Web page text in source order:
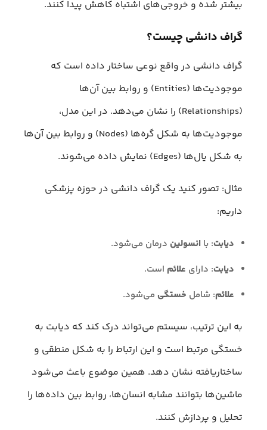
بیشتر شده و خروجی‌های اشتباه کاهش پیدا کنند.
گراف دانشی چیست؟
گراف دانشی در واقع نوعی ساختار داده است که
موجودیت‌ها (Entities) و روابط بین آن‌‎ها
(Relationships) را نشان می‌دهد. در این مدل،
موجودیت‌ها به شکل گره‌ها (Nodes) و روابط بین آن‌ها
به شکل یال‌ها (Edges) نمایش داده می‌شوند.
مثال: تصور کنید یک گراف دانشی در حوزه پزشکی
داریم:
دیابت: با انسولین درمان می‌شود.
دیابت: دارای علائم است.
علائم: شامل خستگی می‌شود.
به این ترتیب، سیستم می‌تواند درک کند که دیابت به
خستگی مرتبط است و این ارتباط را به شکل منطقی و
ساختاریافته نشان دهد. همین موضوع باعث می‌شود
ماشین‌ها بتوانند مشابه انسان‌ها، روابط بین داده‌ها را
تحلیل و پردازش کنند.